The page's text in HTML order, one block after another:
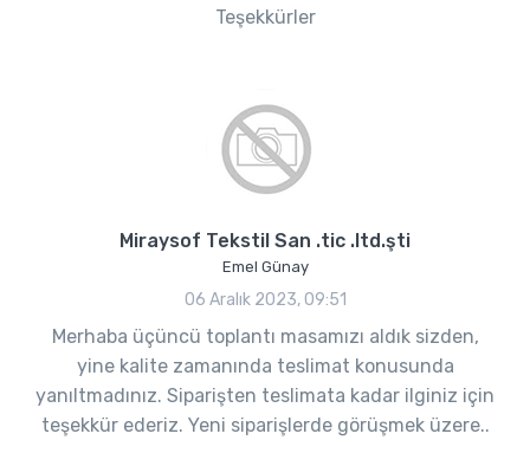
Teşekkürler
Miraysof Tekstil San .tic .ltd.şti
Emel Günay
06 Aralık 2023, 09:51
Merhaba üçüncü toplantı masamızı aldık sizden,
yine kalite zamanında teslimat konusunda
yanıltmadınız. Siparişten teslimata kadar ilginiz için
teşekkür ederiz. Yeni siparişlerde görüşmek üzere..